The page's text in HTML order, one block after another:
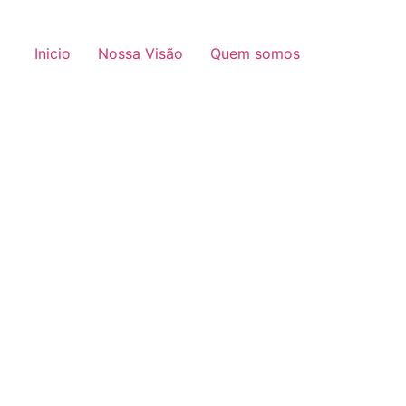
Inicio Nossa Visão Quem somos